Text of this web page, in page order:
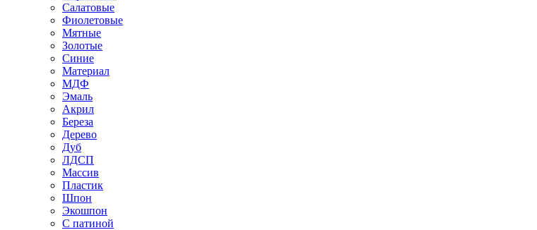
Салатовые
Фиолетовые
Мятные
Золотые
Синие
Материал
МДФ
Эмаль
Акрил
Береза
Дерево
Дуб
ЛДСП
Массив
Пластик
Шпон
Экошпон
С патиной